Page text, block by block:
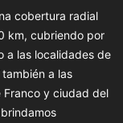
cobertura radial
km, cubriendo por
a las localidades de
a las
Franco y ciudad del